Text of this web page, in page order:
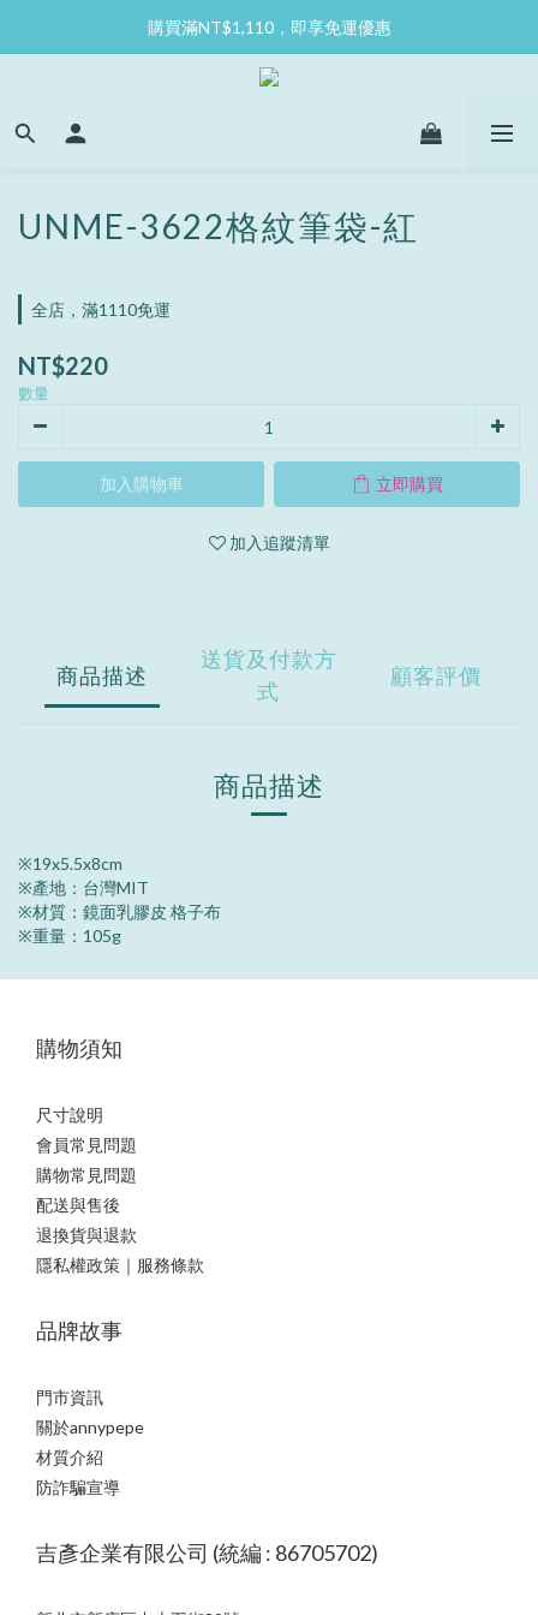
購買滿NT$1,110，即享免運優惠
UNME-3622格紋筆袋-紅
全店，滿1110免運
NT$220
數量
加入購物車 立即購買
加入追蹤清單
商品描述
送貨及付款方
式
顧客評價
商品描述
※19x5.5x8cm
※產地：台灣MIT
※材質：鏡面乳膠皮 格子布
※重量：105g
購物須知
尺寸說明
會員常見問題
購物常見問題
配送與售後
退換貨與退款
隱私權政策｜服務條款
品牌故事
門市資訊
關於annypepe
材質介紹
防詐騙宣導
吉彥企業有限公司 (統編 : 86705702)